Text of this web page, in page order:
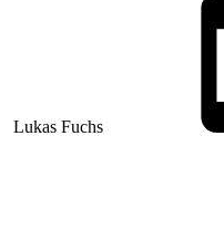
Lukas Fuchs